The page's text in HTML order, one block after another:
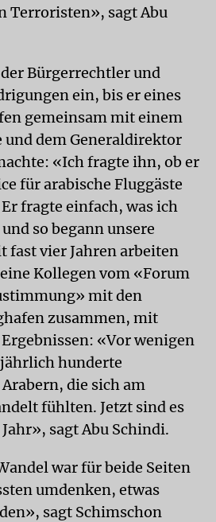
Terroristen», sagt Abu
Bürgerrechtler und
ein, bis er eines
gemeinsam mit einem
dem Generaldirektor
«Ich fragte ihn, ob er
für arabische Fluggäste
fragte einfach, was ich
so begann unsere
fast vier Jahren arbeiten
Kollegen vom «Forum
mit den
zusammen, mit
«Vor wenigen
hunderte
die sich am
fühlten. Jetzt sind es
sagt Abu Schindi.
war für beide Seiten
umdenken, etwas
sagt Schimschon